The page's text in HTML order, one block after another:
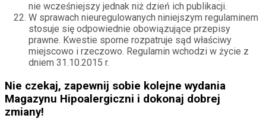
nie wcześniejszy jednak niż dzień ich publikacji.
W sprawach nieuregulowanych niniejszym regulaminem
stosuje się odpowiednie obowiązujące przepisy
prawne. Kwestie sporne rozpatruje sąd właściwy
miejscowo i rzeczowo. Regulamin wchodzi w życie z
dniem 31.10.2015 r.
Nie czekaj, zapewnij sobie kolejne wydania
Magazynu Hipoalergiczni i dokonaj dobrej
zmiany!